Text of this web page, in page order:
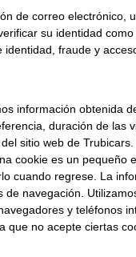
de correo
su identidad
fraude y
información obtenida
duración de las
sitio web de
cookie es un
cuando regrese. La
navegación.
y teléfonos
no acepte ciertas